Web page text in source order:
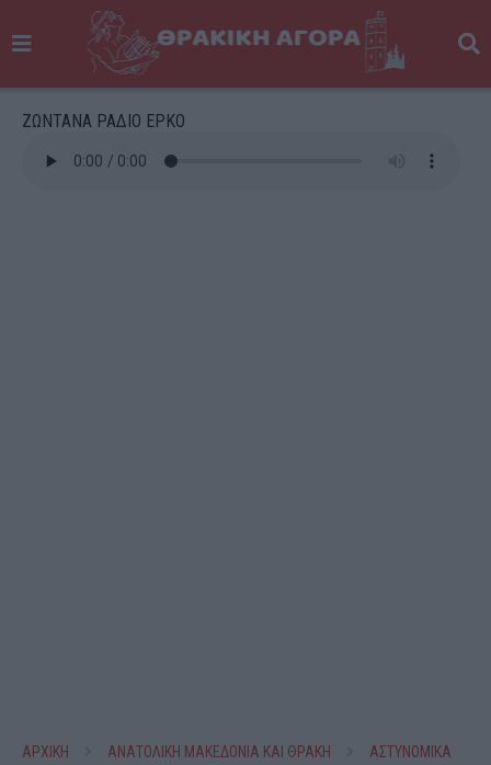
ΖΩΝΤΑΝΑ ΡΑΔΙΟ ΕΡΚΟ
ΑΡΧΙΚΗ ΑΝΑΤΟΛΙΚΗ ΜΑΚΕΔΟΝΙΑ ΚΑΙ ΘΡΑΚΗ ΑΣΤΥΝΟΜΙΚΑ